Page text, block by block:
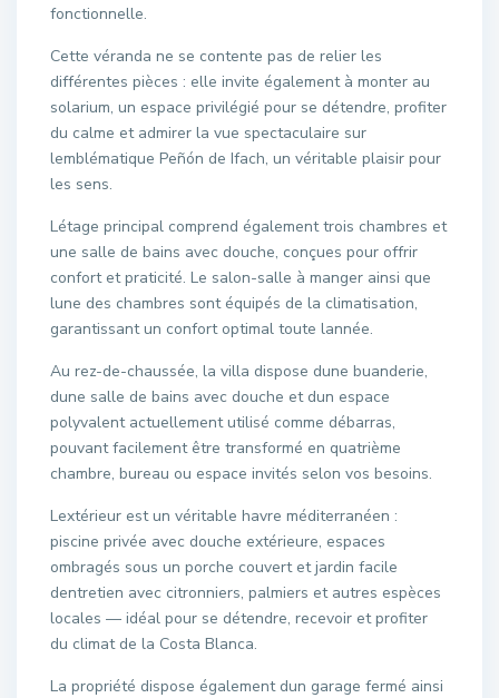
fonctionnelle.
Cette véranda ne se contente pas de relier les
différentes pièces : elle invite également à monter au
solarium, un espace privilégié pour se détendre, profiter
du calme et admirer la vue spectaculaire sur
lemblématique Peñón de Ifach, un véritable plaisir pour
les sens.
Létage principal comprend également trois chambres et
une salle de bains avec douche, conçues pour offrir
confort et praticité. Le salon-salle à manger ainsi que
lune des chambres sont équipés de la climatisation,
garantissant un confort optimal toute lannée.
Au rez-de-chaussée, la villa dispose dune buanderie,
dune salle de bains avec douche et dun espace
polyvalent actuellement utilisé comme débarras,
pouvant facilement être transformé en quatrième
chambre, bureau ou espace invités selon vos besoins.
Lextérieur est un véritable havre méditerranéen :
piscine privée avec douche extérieure, espaces
ombragés sous un porche couvert et jardin facile
dentretien avec citronniers, palmiers et autres espèces
locales — idéal pour se détendre, recevoir et profiter
du climat de la Costa Blanca.
La propriété dispose également dun garage fermé ainsi